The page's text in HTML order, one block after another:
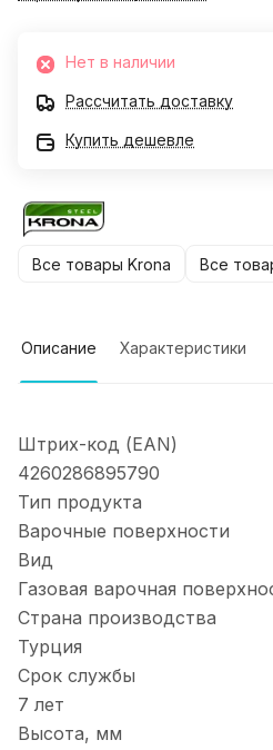
Нет в наличии
Рассчитать доставку
Купить дешевле
Все товары Krona Все
Описание Характеристики
Штрих-код (EAN)
4260286895790
Тип продукта
Варочные поверхности
Вид
Газовая варочная
Страна производства
Турция
Срок службы
7 лет
Высота, мм